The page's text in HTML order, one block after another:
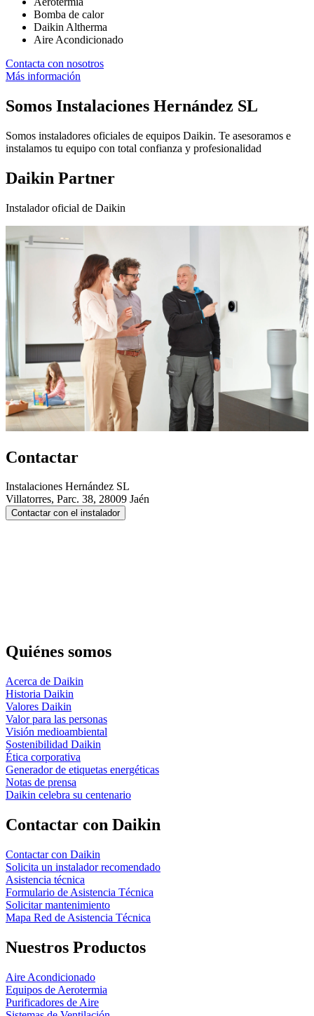
Bomba de calor
Daikin Altherma
Aire Acondicionado
Contacta con nosotros
Más información
Somos Instalaciones Hernández SL
Somos instaladores oficiales de equipos Daikin. Te asesoramos e
instalamos tu equipo con total confianza y profesionalidad
Daikin Partner
Instalador oficial de Daikin
Contactar
Instalaciones Hernández SL
Villatorres, Parc. 38, 28009 Jaén
Contactar con el instalador
Quiénes somos
Acerca de Daikin
Historia Daikin
Valores Daikin
Valor para las personas
Visión medioambiental
Sostenibilidad Daikin
Ética corporativa
Generador de etiquetas energéticas
Notas de prensa
Daikin celebra su centenario
Contactar con Daikin
Contactar con Daikin
Solicita un instalador recomendado
Asistencia técnica
Formulario de Asistencia Técnica
Solicitar mantenimiento
Mapa Red de Asistencia Técnica
Nuestros Productos
Aire Acondicionado
Equipos de Aerotermia
Purificadores de Aire